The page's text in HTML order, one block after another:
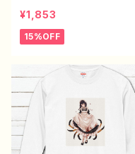
ツ メンズ レディース
おしゃれ おすすめ 個性
的 面白い ユニーク
師 クリエイター オリジ
ナル デザイン グッズ
長袖Tシャツ ロングTシ
ツ ロンT タイトル：デ
インロンTシャツ №646
J1-9
¥1,853
15%OFF